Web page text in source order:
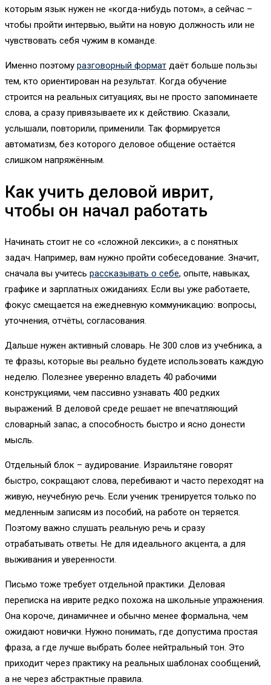
которым язык нужен не «когда-нибудь потом», а сейчас –
чтобы пройти интервью, выйти на новую должность или не
чувствовать себя чужим в команде.
Именно поэтому разговорный формат даёт больше пользы
тем, кто ориентирован на результат. Когда обучение
строится на реальных ситуациях, вы не просто запоминаете
слова, а сразу привязываете их к действию. Сказали,
услышали, повторили, применили. Так формируется
автоматизм, без которого деловое общение остаётся
слишком напряжённым.
Как учить деловой иврит,
чтобы он начал работать
Начинать стоит не со «сложной лексики», а с понятных
задач. Например, вам нужно пройти собеседование. Значит,
сначала вы учитесь рассказывать о себе, опыте, навыках,
графике и зарплатных ожиданиях. Если вы уже работаете,
фокус смещается на ежедневную коммуникацию: вопросы,
уточнения, отчёты, согласования.
Дальше нужен активный словарь. Не 300 слов из учебника, а
те фразы, которые вы реально будете использовать каждую
неделю. Полезнее уверенно владеть 40 рабочими
конструкциями, чем пассивно узнавать 400 редких
выражений. В деловой среде решает не впечатляющий
словарный запас, а способность быстро и ясно донести
мысль.
Отдельный блок – аудирование. Израильтяне говорят
быстро, сокращают слова, перебивают и часто переходят на
живую, неучебную речь. Если ученик тренируется только по
медленным записям из пособий, на работе он теряется.
Поэтому важно слушать реальную речь и сразу
отрабатывать ответы. Не для идеального акцента, а для
выживания и уверенности.
Письмо тоже требует отдельной практики. Деловая
переписка на иврите редко похожа на школьные упражнения.
Она короче, динамичнее и обычно менее формальна, чем
ожидают новички. Нужно понимать, где допустима простая
фраза, а где лучше выбрать более нейтральный тон. Это
приходит через практику на реальных шаблонах сообщений,
а не через абстрактные правила.